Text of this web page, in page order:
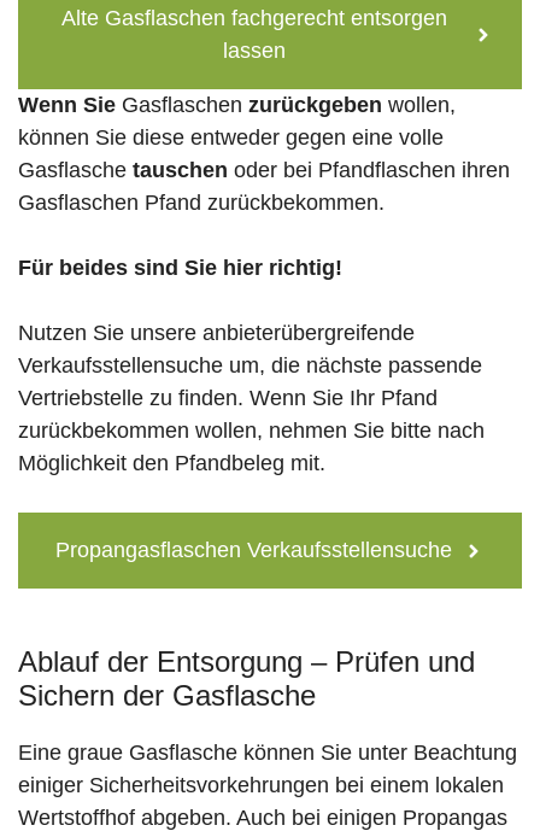
Alte Gasflaschen fachgerecht entsorgen
lassen
Wenn Sie Gasflaschen zurückgeben wollen,
können Sie diese entweder gegen eine volle
Gasflasche tauschen oder bei Pfandflaschen ihren
Gasflaschen Pfand zurückbekommen.
Für beides sind Sie hier richtig!
Nutzen Sie unsere anbieterübergreifende
Verkaufsstellensuche um, die nächste passende
Vertriebstelle zu finden. Wenn Sie Ihr Pfand
zurückbekommen wollen, nehmen Sie bitte nach
Möglichkeit den Pfandbeleg mit.
Propangasflaschen Verkaufsstellensuche
Ablauf der Entsorgung – Prüfen und
Sichern der Gasflasche
Eine graue Gasflasche können Sie unter Beachtung
einiger Sicherheitsvorkehrungen bei einem lokalen
Wertstoffhof abgeben. Auch bei einigen Propangas